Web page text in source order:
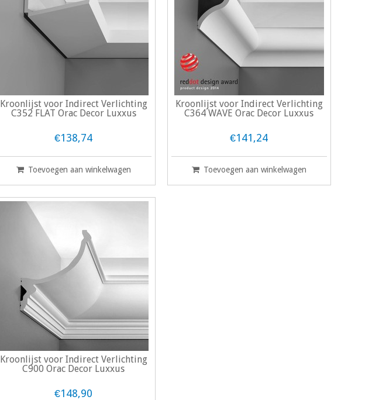
Kroonlijst voor Indirect Verlichting
C352 FLAT Orac Decor Luxxus
€138,74
Toevoegen aan winkelwagen
Kroonlijst voor Indirect Verlichting
C364 WAVE Orac Decor Luxxus
€141,24
Toevoegen aan winkelwagen
Kroonlijst voor Indirect Verlichting
C900 Orac Decor Luxxus
€148,90